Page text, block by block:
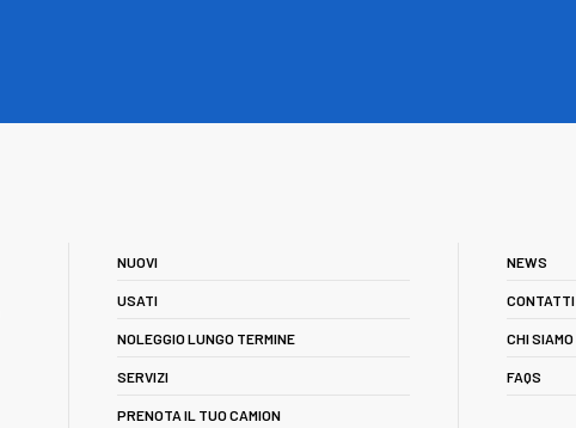
NUOVI
USATI
NOLEGGIO LUNGO TERMINE
SERVIZI
PRENOTA IL TUO CAMION
NEWS
CONTATTI
CHI SIAMO
FAQS